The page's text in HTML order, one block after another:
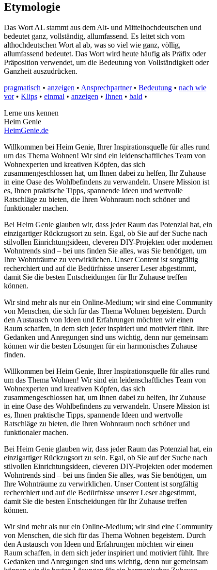
Etymologie
Das Wort AL stammt aus dem Alt- und Mittelhochdeutschen und
bedeutet ganz, vollständig, allumfassend. Es leitet sich vom
althochdeutschen Wort al ab, was so viel wie ganz, völlig,
allumfassend bedeutet. Das Wort wird heute häufig als Präfix oder
Präposition verwendet, um die Bedeutung von Vollständigkeit oder
Ganzheit auszudrücken.
pragmatisch • anzeigen • Ansprechpartner• Bedeutung • nach wie
vor• Klips • einmal • anzeigen • Ihnen • bald •
Lerne uns kennen
Heim Genie
HeimGenie.de
Willkommen bei Heim Genie, Ihrer Inspirationsquelle für alles rund
um das Thema Wohnen! Wir sind ein leidenschaftliches Team von
Wohnexperten und kreativen Köpfen, das sich
zusammengeschlossen hat, um Ihnen dabei zu helfen, Ihr Zuhause
in eine Oase des Wohlbefindens zu verwandeln. Unsere Mission ist
es, Ihnen praktische Tipps, spannende Ideen und wertvolle
Ratschläge zu bieten, die Ihren Wohnraum noch schöner und
funktionaler machen.
Bei Heim Genie glauben wir, dass jeder Raum das Potenzial hat, ein
einzigartiger Rückzugsort zu sein. Egal, ob Sie auf der Suche nach
stilvollen Einrichtungsideen, cleveren DIY-Projekten oder modernen
Wohntrends sind – bei uns finden Sie alles, was Sie benötigen, um
Ihre Wohnträume zu verwirklichen. Unser Content ist sorgfältig
recherchiert und auf die Bedürfnisse unserer Leser abgestimmt,
damit Sie die besten Entscheidungen für Ihr Zuhause treffen
können.
Wir sind mehr als nur ein Online-Medium; wir sind eine Community
von Menschen, die sich für das Thema Wohnen begeistern. Durch
den Austausch von Ideen und Erfahrungen möchten wir einen
Raum schaffen, in dem sich jeder inspiriert und motiviert fühlt. Ihre
Gedanken und Anregungen sind uns wichtig, denn nur gemeinsam
können wir die besten Lösungen für ein harmonisches Zuhause
finden.
Willkommen bei Heim Genie, Ihrer Inspirationsquelle für alles rund
um das Thema Wohnen! Wir sind ein leidenschaftliches Team von
Wohnexperten und kreativen Köpfen, das sich
zusammengeschlossen hat, um Ihnen dabei zu helfen, Ihr Zuhause
in eine Oase des Wohlbefindens zu verwandeln. Unsere Mission ist
es, Ihnen praktische Tipps, spannende Ideen und wertvolle
Ratschläge zu bieten, die Ihren Wohnraum noch schöner und
funktionaler machen.
Bei Heim Genie glauben wir, dass jeder Raum das Potenzial hat, ein
einzigartiger Rückzugsort zu sein. Egal, ob Sie auf der Suche nach
stilvollen Einrichtungsideen, cleveren DIY-Projekten oder modernen
Wohntrends sind – bei uns finden Sie alles, was Sie benötigen, um
Ihre Wohnträume zu verwirklichen. Unser Content ist sorgfältig
recherchiert und auf die Bedürfnisse unserer Leser abgestimmt,
damit Sie die besten Entscheidungen für Ihr Zuhause treffen
können.
Wir sind mehr als nur ein Online-Medium; wir sind eine Community
von Menschen, die sich für das Thema Wohnen begeistern. Durch
den Austausch von Ideen und Erfahrungen möchten wir einen
Raum schaffen, in dem sich jeder inspiriert und motiviert fühlt. Ihre
Gedanken und Anregungen sind uns wichtig, denn nur gemeinsam